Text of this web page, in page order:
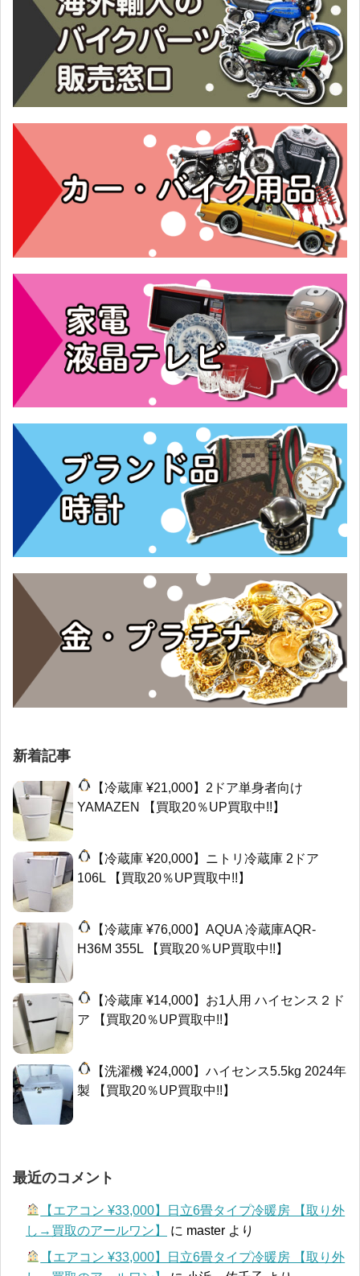
新着記事
【冷蔵庫 ¥21,000】2ドア単身者向け
YAMAZEN 【買取20％UP買取中!!】
【冷蔵庫 ¥20,000】ニトリ冷蔵庫 2ドア
106L 【買取20％UP買取中!!】
【冷蔵庫 ¥76,000】AQUA 冷蔵庫AQR-
H36M 355L 【買取20％UP買取中!!】
【冷蔵庫 ¥14,000】お1人用 ハイセンス２ド
ア 【買取20％UP買取中!!】
【洗濯機 ¥24,000】ハイセンス5.5kg 2024年
製 【買取20％UP買取中!!】
最近のコメント
【エアコン ¥33,000】日立6畳タイプ冷暖房 【取り外
し→買取のアールワン】
に master より
【エアコン ¥33,000】日立6畳タイプ冷暖房 【取り外